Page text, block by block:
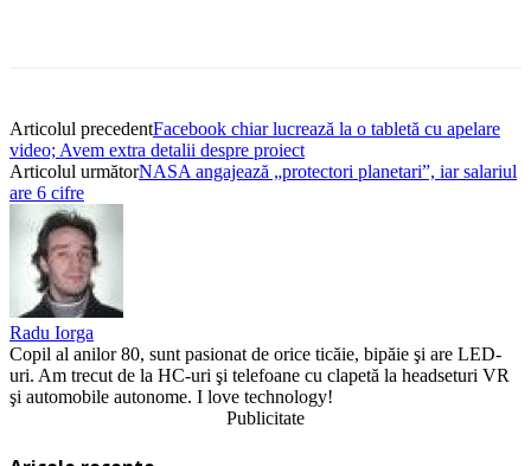
Articolul precedentFacebook chiar lucrează la o tabletă cu apelare
video; Avem extra detalii despre proiect
Articolul următorNASA angajează „protectori planetari”, iar salariul
are 6 cifre
Radu Iorga
Copil al anilor 80, sunt pasionat de orice ticăie, bipăie şi are LED-
uri. Am trecut de la HC-uri şi telefoane cu clapetă la headseturi VR
şi automobile autonome. I love technology!
Publicitate